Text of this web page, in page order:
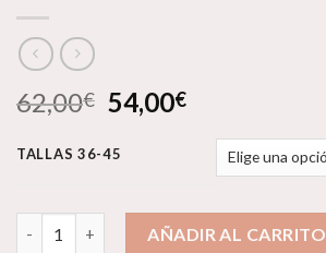
62,00€ El
precio
original
62,00€.
54,00€El
actual
es:
54,00€.
TALLAS 36-45
Adidas Falcon cantidadAÑADIR AL CARRITO